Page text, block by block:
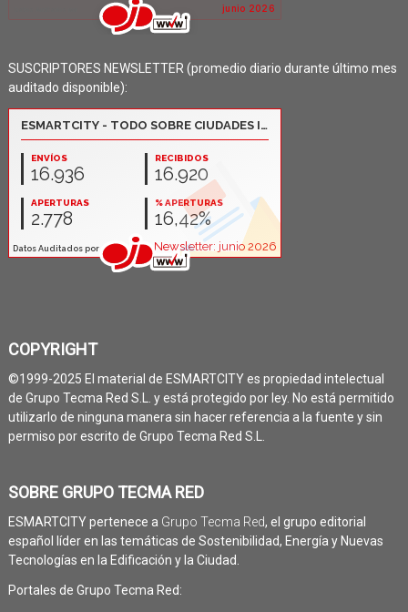
SUSCRIPTORES NEWSLETTER (promedio diario durante último mes
auditado disponible):
COPYRIGHT
©1999-2025 El material de ESMARTCITY es propiedad intelectual
de Grupo Tecma Red S.L. y está protegido por ley. No está permitido
utilizarlo de ninguna manera sin hacer referencia a la fuente y sin
permiso por escrito de Grupo Tecma Red S.L.
SOBRE GRUPO TECMA RED
ESMARTCITY pertenece a Grupo Tecma Red, el grupo editorial
español líder en las temáticas de Sostenibilidad, Energía y Nuevas
Tecnologías en la Edificación y la Ciudad.
Portales de Grupo Tecma Red: